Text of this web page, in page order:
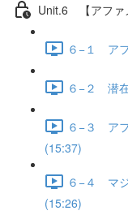
Unit.6 【アファ
６−１ ア
６−２ 潜
６−３ ア
(15:37)
６−４ マ
(15:26)